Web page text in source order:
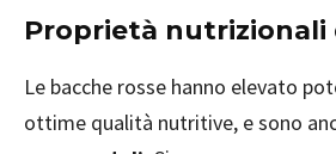
Proprietà nutrizionali
Le bacche rosse hanno elevato
ottime qualità nutritive, e sono